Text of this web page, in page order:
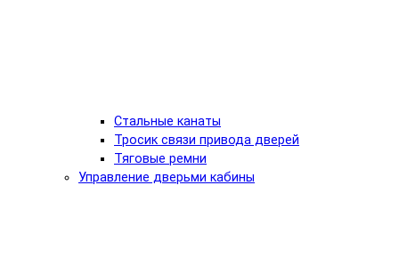
Стальные канаты
Тросик связи привода дверей
Тяговые ремни
Управление дверьми кабины